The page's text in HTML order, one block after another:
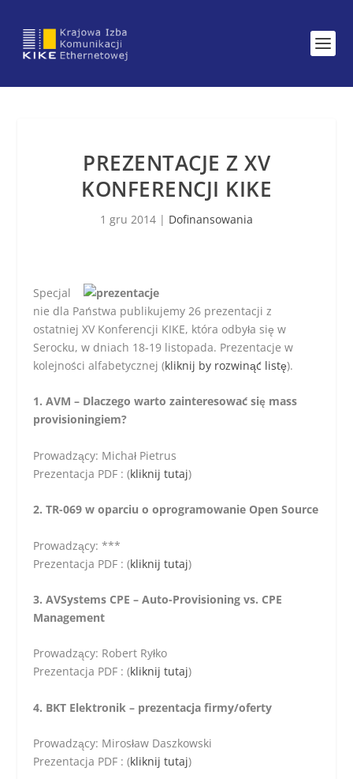
PREZENTACJE Z XV
KONFERENCJI KIKE
1 gru 2014 | Dofinansowania
Specjal
nie dla Państwa publikujemy 26 prezentacji z
ostatniej XV Konferencji KIKE, która odbyła się w
Serocku, w dniach 18-19 listopada. Prezentacje w
kolejności alfabetycznej (kliknij by rozwinąć listę).
1. AVM – Dlaczego warto zainteresować się mass
provisioningiem?
Prowadzący: Michał Pietrus
Prezentacja PDF : (kliknij tutaj)
2. TR-069 w oparciu o oprogramowanie Open Source
Prowadzący: ***
Prezentacja PDF : (kliknij tutaj)
3. AVSystems CPE – Auto-Provisioning vs. CPE
Management
Prowadzący: Robert Ryłko
Prezentacja PDF : (kliknij tutaj)
4. BKT Elektronik – prezentacja firmy/oferty
Prowadzący: Mirosław Daszkowski
Prezentacja PDF : (kliknij tutaj)